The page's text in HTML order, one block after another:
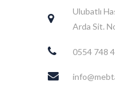
Ulubatlı
Arda Sit.
0554 748